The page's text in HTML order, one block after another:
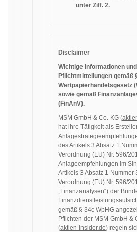
unter Ziff. 2.
Disclaimer
Wichtige Informationen und
Pflichtmitteilungen gemäß
Wertpapierhandelsgesetz
sowie gemäß
(FinAnV).
MSM GmbH & Co. KG (
hat ihre Tätigkeit als
des Artikels 3 Absatz 1
Verordnung (EU) Nr. 596/
Anlageempfehlungen im
Artikels 3 Absatz 1 Nummer
Verordnung (EU) Nr. 596/
„Finanzanalysen“) der
gemäß § 34c WpHG
Pflichten der MSM GmbH &
(aktien-insider.de) regeln